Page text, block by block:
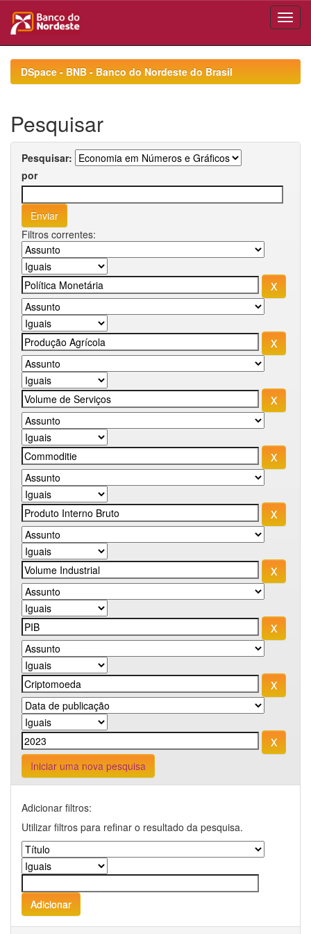
navigationDSpace - BNB - Banco do Nordeste do Brasil
Pesquisar
Pesquisar:
por
Filtros correntes:
Iniciar uma nova pesquisa
Adicionar filtros:
Utilizar filtros para refinar o resultado da pesquisa.